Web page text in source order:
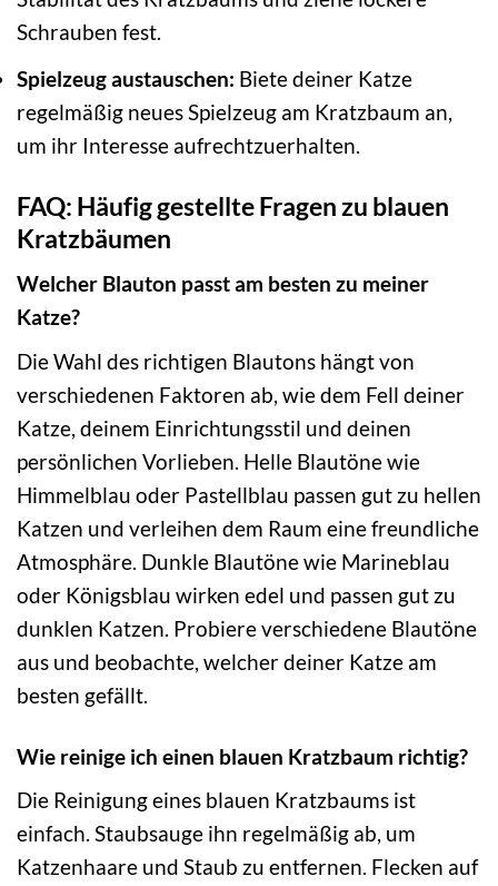
Schrauben fest.
Spielzeug austauschen: Biete deiner Katze
regelmäßig neues Spielzeug am Kratzbaum an,
um ihr Interesse aufrechtzuerhalten.
FAQ: Häufig gestellte Fragen zu blauen
Kratzbäumen
Welcher Blauton passt am besten zu meiner
Katze?
Die Wahl des richtigen Blautons hängt von
verschiedenen Faktoren ab, wie dem Fell deiner
Katze, deinem Einrichtungsstil und deinen
persönlichen Vorlieben. Helle Blautöne wie
Himmelblau oder Pastellblau passen gut zu hellen
Katzen und verleihen dem Raum eine freundliche
Atmosphäre. Dunkle Blautöne wie Marineblau
oder Königsblau wirken edel und passen gut zu
dunklen Katzen. Probiere verschiedene Blautöne
aus und beobachte, welcher deiner Katze am
besten gefällt.
Wie reinige ich einen blauen Kratzbaum richtig?
Die Reinigung eines blauen Kratzbaums ist
einfach. Staubsauge ihn regelmäßig ab, um
Katzenhaare und Staub zu entfernen. Flecken auf